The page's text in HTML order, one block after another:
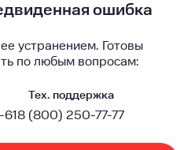
ошибка
устранением. Готовы
по любым вопросам:
Тех. поддержка
8 (800) 250-77-77